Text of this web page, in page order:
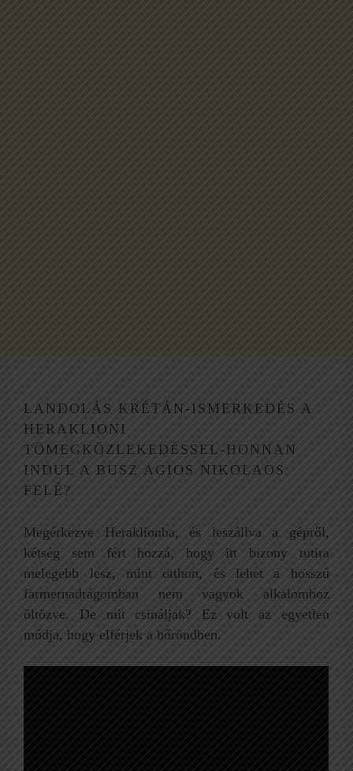
LANDOLÁS KRÉTÁN-ISMERKEDÉS A
HERAKLIONI
TÖMEGKÖZLEKEDÉSSEL-HONNAN
INDUL A BUSZ AGIOS NIKOLAOS
FELÉ?
Megérkezve Heraklionba, és leszállva a gépről,
kétség sem fért hozzá, hogy itt bizony tutira
melegebb lesz, mint otthon, és lehet a hosszú
farmernadrágomban nem vagyok alkalomhoz
öltözve. De mit csináljak? Ez volt az egyetlen
módja, hogy elférjek a bőröndben.